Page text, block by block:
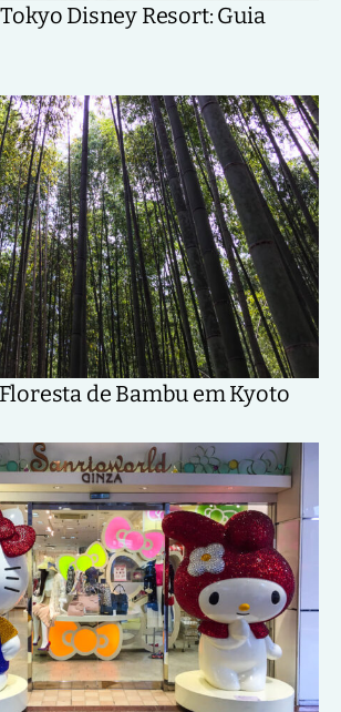
Disney Resort: Guia
de Bambu em Kyoto